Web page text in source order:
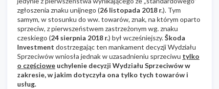
zgłoszenia znaku unijnego (26 listopada 2018 r.). Tym
samym, w stosunku do ww. towarów, znak, na którym oparto
sprzeciw, z pierwszeństwem zastrzeżonym wg. znaku
czeskiego (24 sierpnia 2018 r.) był wcześniejszy.Škoda
Investment dostrzegając ten mankament decyzji Wydziału
Sprzeciwów wniosła jednak w uzasadnieniu sprzeciwu tylko
o częściowe uchylenie decyzji Wydziału Sprzeciwów w
zakresie, w jakim dotyczyła ona tylko tych towarów i
usług.